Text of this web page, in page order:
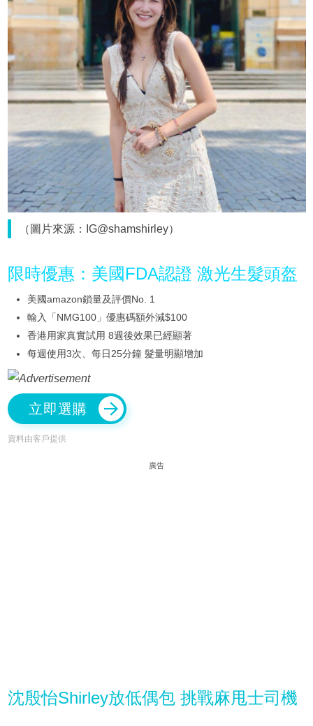
（圖片來源：IG@shamshirley）
限時優惠：美國FDA認證 激光生髮頭盔
美國amazon鎖量及評價No. 1
輸入「NMG100」優惠碼額外減$100
香港用家真實試用 8週後效果已經顯著
每週使用3次、每日25分鐘 髮量明顯增加
立即選購
資料由客戶提供
廣告
沈殷怡Shirley放低偶包 挑戰麻甩士司機